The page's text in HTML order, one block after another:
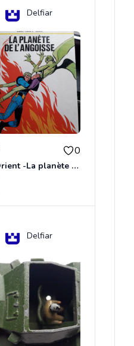
Delfiar
0
Luc Orient -La planète de l'angoisse
Delfiar